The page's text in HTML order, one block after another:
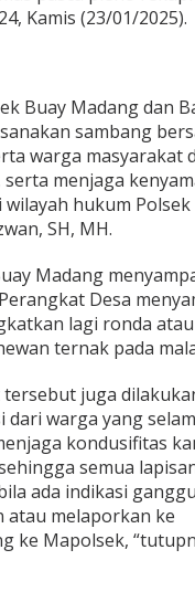
Kamis (23/01/2025).
Buay Madang dan
sambang
warga masyarakat
menjaga
hukum Polsek
SH, MH.
Madang
Desa
lagi ronda
ternak pada
tersebut juga
warga yang
kondusifitas
semua
ada indikasi
atau melaporkan ke
ke Mapolsek,